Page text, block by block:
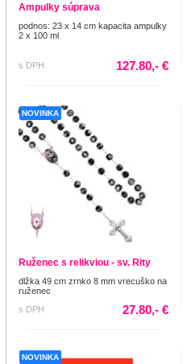
Ampulky súprava
podnos: 23 x 14 cm kapacita ampulky
2 x 100 ml
s DPH 127.80,- €
NOVINKA
Ruženec s relikviou - sv. Rity
dlžka 49 cm zrnko 8 mm vrecuško na
ruženec
s DPH
27.80,- €
NOVINKA